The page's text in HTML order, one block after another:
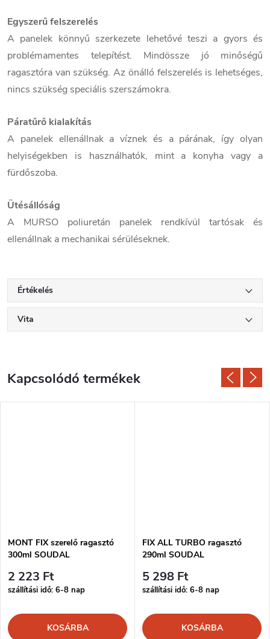
Egyszerű felszerelés
A panelek könnyű szerkezete lehetővé teszi a gyors és
problémamentes telepítést. Mindössze jó minőségű
ragasztóra van szükség. Az önálló felszerelés is lehetséges,
nincs szükség speciális szerszámokra.
Páratűrő kialakítás
A panelek ellenállnak a víznek és a párának, így olyan
helyiségekben is használhatók, mint a konyha vagy a
fürdőszoba.
Ütésállóság
A MURSO poliuretán panelek rendkívül tartósak és
ellenállnak a mechanikai sérüléseknek.
Értékelés
Vita
Kapcsolódó termékek
MONT FIX szerelő ragasztó
300ml SOUDAL
2 223 Ft
szállítási idő: 6-8 nap
KOSÁRBA
FIX ALL TURBO ragasztó
290ml SOUDAL
5 298 Ft
szállítási idő: 6-8 nap
KOSÁRBA